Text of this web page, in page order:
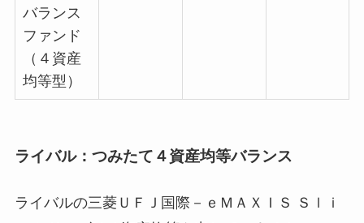
バランス
ファンド
（４資産
均等型）
ライバル：つみたて４資産均等バランス
ライバルの三菱ＵＦＪ国際－ｅＭＡＸＩＳ Ｓｌｉ